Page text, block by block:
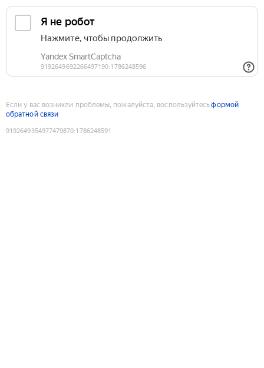
Если у вас возникли проблемы, пожалуйста, воспользуйтесьформой
обратной связи
9192649354977479870:1786248591